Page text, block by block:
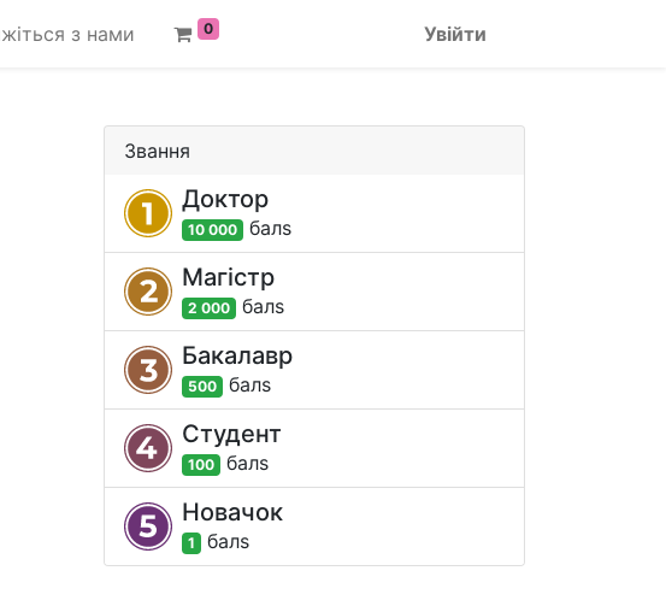
з нами 0 Увійти
Звання
Доктор
10 000 балs
Магістр
2 000 балs
Бакалавр
500 балs
Студент
100 балs
Новачок
1 балs